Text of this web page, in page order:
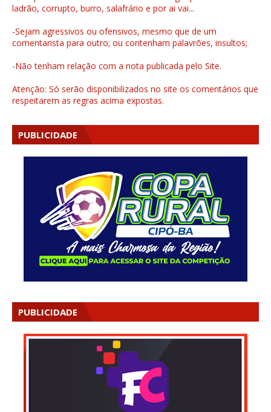
ladrão, corrupto, burro, salafrário e por ai vai...
-Sejam agressivos ou ofensivos, mesmo que de um
comentarista para outro; ou contenham palavrões, insultos;
-Não tenham relação com a nota publicada pelo Site.
Atenção: Só serão disponibilizados no site os comentários que
respeitarem as regras acima expostas.
PUBLICIDADE
PUBLICIDADE